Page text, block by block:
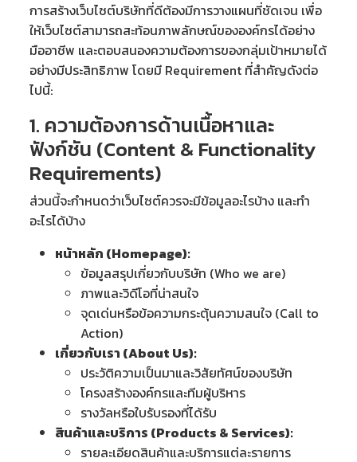
การสร้างเว็บไซต์บริษัทที่ดีต้องมีการวางแผนที่ชัดเจน เพื่อ
ให้เว็บไซต์สามารถสะท้อนภาพลักษณ์ขององค์กรได้อย่าง
มืออาชีพ และตอบสนองความต้องการของกลุ่มเป้าหมายได้
อย่างมีประสิทธิภาพ โดยมี Requirement ที่สำคัญดังต่อ
ไปนี้:
1. ความต้องการด้านเนื้อหาและ
ฟังก์ชัน (Content & Functionality
Requirements)
ส่วนนี้จะกำหนดว่าเว็บไซต์ควรจะมีข้อมูลอะไรบ้าง และทำ
อะไรได้บ้าง
หน้าหลัก (Homepage):
ข้อมูลสรุปเกี่ยวกับบริษัท (Who we are)
ภาพและวิดีโอที่น่าสนใจ
จุดเด่นหรือข้อความกระตุ้นความสนใจ (Call to
Action)
เกี่ยวกับเรา (About Us):
ประวัติความเป็นมาและวิสัยทัศน์ของบริษัท
โครงสร้างองค์กรและทีมผู้บริหาร
รางวัลหรือใบรับรองที่ได้รับ
สินค้าและบริการ (Products & Services):
รายละเอียดสินค้าและบริการแต่ละรายการ